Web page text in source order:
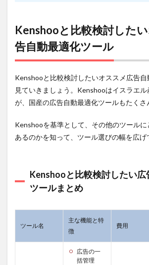
こんな
方にお
め！
4.4.4
URL
３.AD
EBiS
機能と
特徴
こんな
方にお
Kenshooと比較検討した
告自動最適化ツール
Kenshooと比較検討したいオススメ広告
見ていきましょう。Kenshooはイスラエ
が、国産の広告自動最適化ツールもたくさ
Kenshooを基準として、その他のツール
あるのかを知って、ツール選びの幅を広げ
Kenshooと比較検討したい広
ツールまとめ
ツール名
主な機能と特
徴
費用
広告の一
括管理